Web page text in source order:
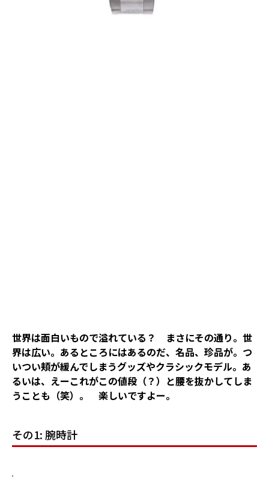
世界は面白いもので溢れている？ まさにその通り。世
界は広い。あるところにはあるのだ、名品、珍品が。つ
いつい頬が緩んでしまうグッズやクラシックモデル。あ
るいは、えーこれがこの値段（？）と腰を抜かしてしま
うことも（笑）。 楽しいですよー。
その1: 腕時計